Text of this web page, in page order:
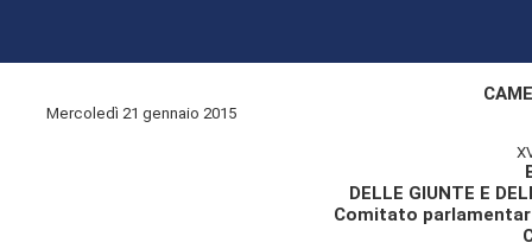
Mercoledì 21 gennaio 2015
DELLE GIUNTE E
Comitato